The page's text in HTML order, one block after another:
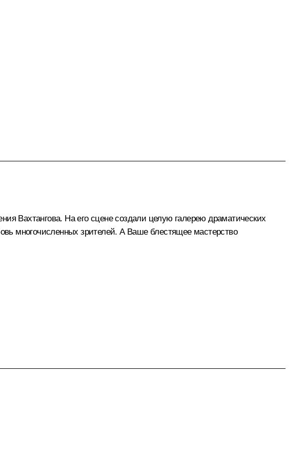
Вахтангова. На его сцене создали целую галерею драматических
многочисленных зрителей. А Ваше блестящее мастерство